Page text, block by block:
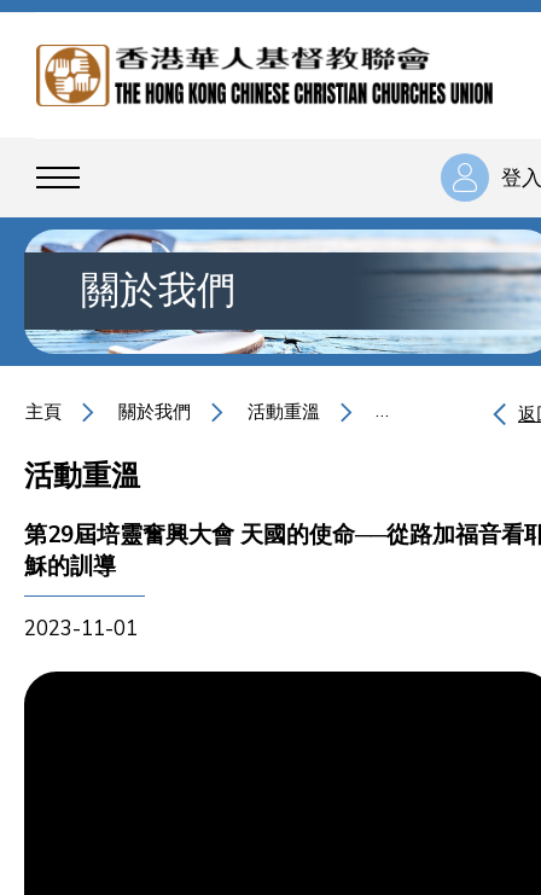
登入
關於我們
主頁 關於我們 活動重溫 第29屆培靈奮興大返
活動重溫
第29屆培靈奮興大會 天國的使命──從路加福音看
穌的訓導
2023-11-01